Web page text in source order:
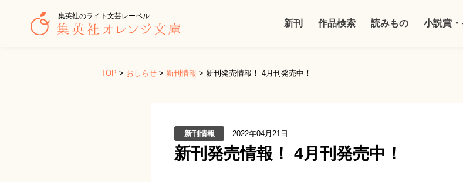
集英社のライト文芸レーベル
新刊 作品検索 読みもの 小説賞
TOP > おしらせ > 新刊情報 > 新刊発売情報！ 4月刊発売中！
新刊情報 2022年04月21日
新刊発売情報！ 4月刊発売中！